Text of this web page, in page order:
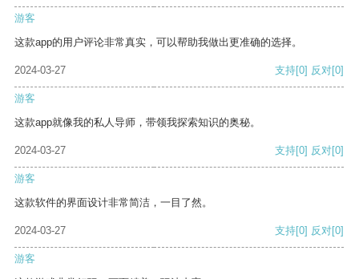
游客
这款app的用户评论非常真实，可以帮助我做出更准确的选择。
2024-03-27 支持[0] 反对[0]
游客
这款app就像我的私人导师，带领我探索知识的奥秘。
2024-03-27 支持[0] 反对[0]
游客
这款软件的界面设计非常简洁，一目了然。
2024-03-27 支持[0] 反对[0]
游客